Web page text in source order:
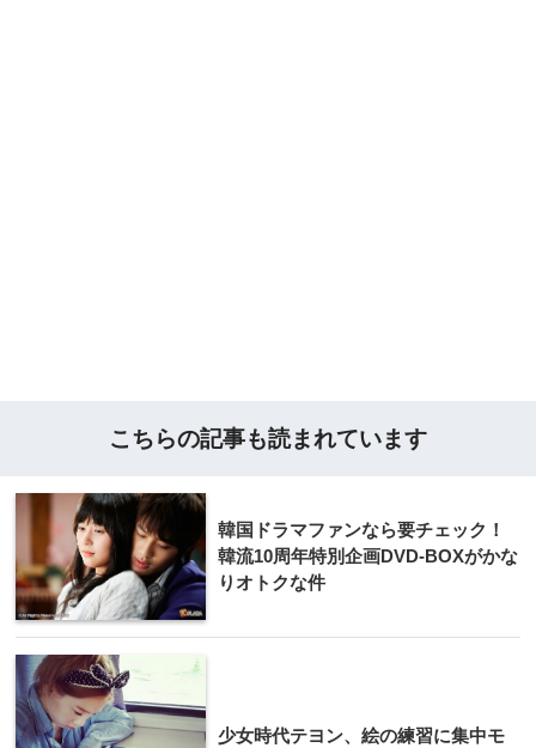
こちらの記事も読まれています
韓国ドラマファンなら要チェック！
韓流10周年特別企画DVD-BOXがかな
りオトクな件
少女時代テヨン、絵の練習に集中モ